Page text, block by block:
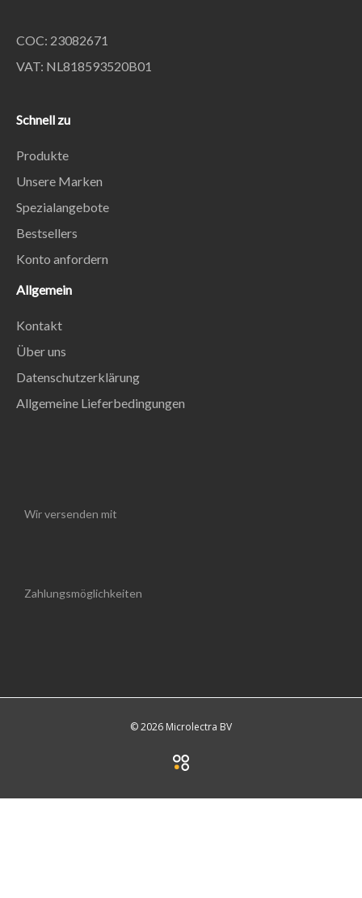
COC: 23082671
VAT: NL818593520B01
Schnell zu
Produkte
Unsere Marken
Spezialangebote
Bestsellers
Konto anfordern
Allgemein
Kontakt
Über uns
Datenschutzerklärung
Allgemeine Lieferbedingungen
Wir versenden mit
Zahlungsmöglichkeiten
© 2026 Microlectra BV